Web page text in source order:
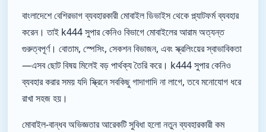
বাংলাদেশে বেশিরভাগ ব্যবহারকারী মোবাইল ডিভাইস থেকে প্ল্যাটফর্ম ব্যবহার
করেন। তাই k444 সুপার কেনিও বিভাগে মোবাইলের আরাম অত্যন্ত
গুরুত্বপূর্ণ। বোতাম, স্পেসিং, সেকশন বিভাজন, এবং স্ক্রলিংয়ের স্বাভাবিকতা
—এসব ছোট বিষয় মিলেই বড় পার্থক্য তৈরি করে। k444 সুপার কেনিও
ব্যবহার করার সময় যদি স্ক্রিনে সবকিছু গাদাগাদি না লাগে, তবে মনোযোগ ধরে
রাখা সহজ হয়।
মোবাইল-বান্ধব অভিজ্ঞতার আরেকটি সুবিধা হলো নতুন ব্যবহারকারী কম